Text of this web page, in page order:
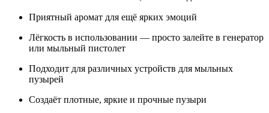
Приятный аромат для ещё ярких эмоций
Лёгкость в использовании — просто залейте в генератор
или мыльный пистолет
Подходит для различных устройств для мыльных
пузырей
Создаёт плотные, яркие и прочные пузыри